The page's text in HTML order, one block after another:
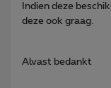
Indien deze
deze ook graag.
Alvast bedankt